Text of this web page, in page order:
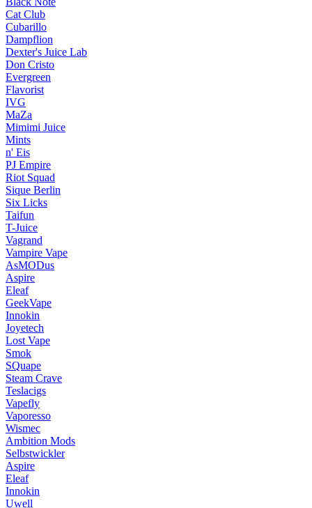
Cat Club
Cubarillo
Dampflion
Dexter's Juice Lab
Don Cristo
Evergreen
Flavorist
IVG
MaZa
Mimimi Juice
Mints
n' Eis
PJ Empire
Riot Squad
Sique Berlin
Six Licks
Taifun
T-Juice
Vagrand
Vampire Vape
AsMODus
Aspire
Eleaf
GeekVape
Innokin
Joyetech
Lost Vape
Smok
SQuape
Steam Crave
Teslacigs
Vapefly
Vaporesso
Wismec
Ambition Mods
Selbstwickler
Aspire
Eleaf
Innokin
Uwell